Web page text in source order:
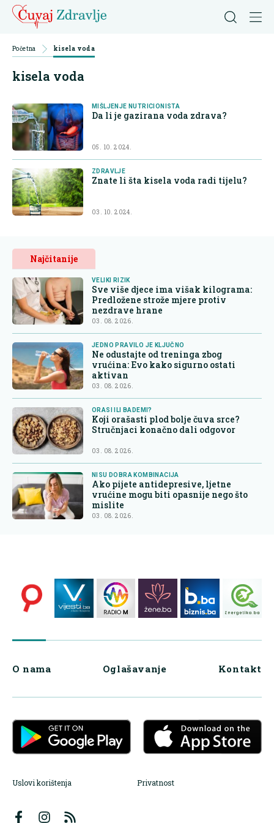
Početna kisela voda
kisela voda
MIŠLJENJE NUTRICIONISTA
Da li je gazirana voda zdrava?
05. 10. 2024.
ZDRAVLJE
Znate li šta kisela voda radi tijelu?
03. 10. 2024.
Najčitanije
VELIKI RIZIK
Sve više djece ima višak kilograma:
Predložene strože mjere protiv
nezdrave hrane
03. 08. 2026.
JEDNO PRAVILO JE KLJUČNO
Ne odustajte od treninga zbog
vrućina: Evo kako sigurno ostati
aktivan
03. 08. 2026.
ORASI ILI BADEMI?
Koji orašasti plod bolje čuva srce?
Stručnjaci konačno dali odgovor
03. 08. 2026.
NISU DOBRA KOMBINACIJA
Ako pijete antidepresive, ljetne
vrućine mogu biti opasnije nego što
mislite
03. 08. 2026.
O nama Oglašavanje Kontakt
Uslovi korištenja Privatnost